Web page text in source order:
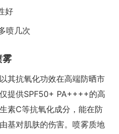
好
喷几次
雾
其抗氧化功效在高端防晒市
提供SPF50+ PA++++的高
素C等抗氧化成分，能在防
基对肌肤的伤害。喷雾质地